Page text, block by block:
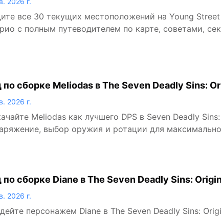
все 30 текущих местоположений на Young
с полным путеводителем по карте, советами,
по сборке Meliodas в The Seven Deadly Sins:
DPS
2026 г.
Meliodas как лучшего DPS в Seven Deadly
выбор оружия и ротации для
по сборке Diane в The Seven Deadly Sins:
сетап
2026 г.
персонажем Diane в The Seven Deadly Sins: